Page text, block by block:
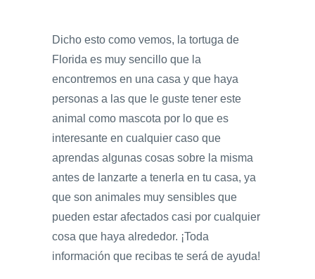
Dicho esto como vemos, la tortuga de
Florida es muy sencillo que la
encontremos en una casa y que haya
personas a las que le guste tener este
animal como mascota por lo que es
interesante en cualquier caso que
aprendas algunas cosas sobre la misma
antes de lanzarte a tenerla en tu casa, ya
que son animales muy sensibles que
pueden estar afectados casi por cualquier
cosa que haya alrededor. ¡Toda
información que recibas te será de ayuda!